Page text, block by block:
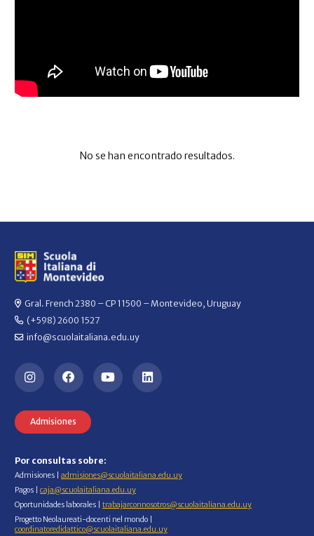
No se han encontrado resultados.
Gral. French 2380 – CP 11500 – Montevideo, Uruguay
(+598) 2600 1527
info@scuolaitaliana.edu.uy
Admisiones
Por consultas sobre:
Admisiones | admisiones@scuolaitaliana.edu.uy
Pagos | caja@scuolaitaliana.edu.uy
Oportunidades laborales | trabajarconnosotros@scuolaitaliana.edu.uy
Progetto Neolaureati-docenti nel mondo |
coordinatoredidattico@scuolaitaliana.edu.uy